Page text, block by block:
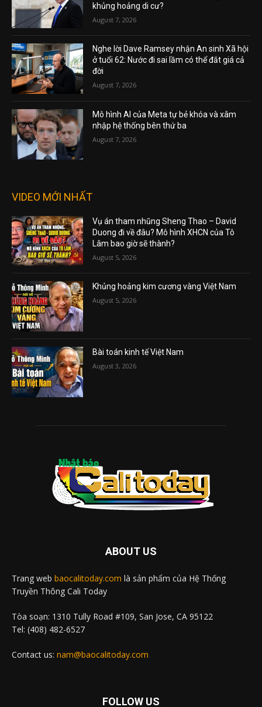
khủng hoảng di cư?
August 7, 2026
Nghe lời Dave Ramsey nhận An sinh Xã hội
ở tuổi 62: Nước đi sai lầm có thể đắt giá cả
đời
August 7, 2026
Mô hình AI của Meta tự bẻ khóa và xâm
nhập hệ thống bên thứ ba
August 7, 2026
VIDEO MỚI NHẤT
Vụ án tham nhũng Sheng Thao – David
Duong đi về đâu? Mô hình XHCN của Tô
Lâm bao giờ sẽ thành?
August 5, 2026
Khủng hoảng kim cương vàng Việt Nam
August 5, 2026
Bài toán kinh tế Việt Nam
August 3, 2026
ABOUT US
Trang web baocalitoday.com là sản phẩm của Hệ Thống
Truyền Thông Cali Today
Tòa soạn: 1310 Tully Road #109, San Jose, CA 95122
Tel: (408) 482-6527
Contact us: nam@baocalitoday.com
FOLLOW US